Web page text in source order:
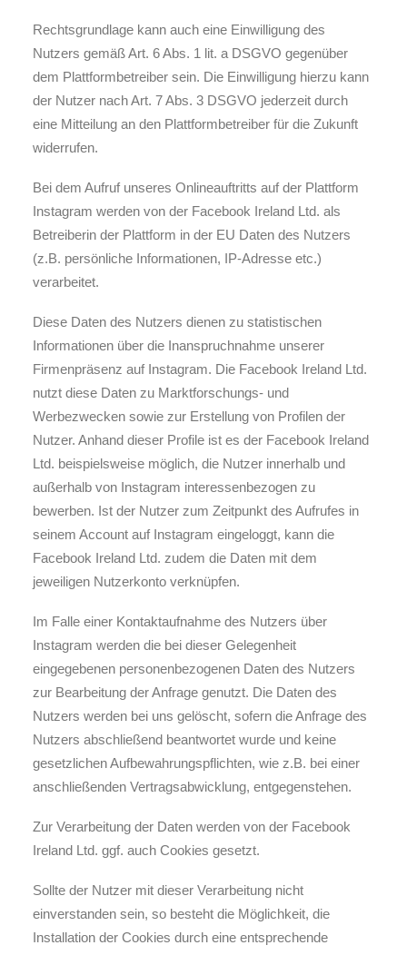
Rechtsgrundlage kann auch eine Einwilligung des
Nutzers gemäß Art. 6 Abs. 1 lit. a DSGVO gegenüber
dem Plattformbetreiber sein. Die Einwilligung hierzu kann
der Nutzer nach Art. 7 Abs. 3 DSGVO jederzeit durch
eine Mitteilung an den Plattformbetreiber für die Zukunft
widerrufen.
Bei dem Aufruf unseres Onlineauftritts auf der Plattform
Instagram werden von der Facebook Ireland Ltd. als
Betreiberin der Plattform in der EU Daten des Nutzers
(z.B. persönliche Informationen, IP-Adresse etc.)
verarbeitet.
Diese Daten des Nutzers dienen zu statistischen
Informationen über die Inanspruchnahme unserer
Firmenpräsenz auf Instagram. Die Facebook Ireland Ltd.
nutzt diese Daten zu Marktforschungs- und
Werbezwecken sowie zur Erstellung von Profilen der
Nutzer. Anhand dieser Profile ist es der Facebook Ireland
Ltd. beispielsweise möglich, die Nutzer innerhalb und
außerhalb von Instagram interessenbezogen zu
bewerben. Ist der Nutzer zum Zeitpunkt des Aufrufes in
seinem Account auf Instagram eingeloggt, kann die
Facebook Ireland Ltd. zudem die Daten mit dem
jeweiligen Nutzerkonto verknüpfen.
Im Falle einer Kontaktaufnahme des Nutzers über
Instagram werden die bei dieser Gelegenheit
eingegebenen personenbezogenen Daten des Nutzers
zur Bearbeitung der Anfrage genutzt. Die Daten des
Nutzers werden bei uns gelöscht, sofern die Anfrage des
Nutzers abschließend beantwortet wurde und keine
gesetzlichen Aufbewahrungspflichten, wie z.B. bei einer
anschließenden Vertragsabwicklung, entgegenstehen.
Zur Verarbeitung der Daten werden von der Facebook
Ireland Ltd. ggf. auch Cookies gesetzt.
Sollte der Nutzer mit dieser Verarbeitung nicht
einverstanden sein, so besteht die Möglichkeit, die
Installation der Cookies durch eine entsprechende